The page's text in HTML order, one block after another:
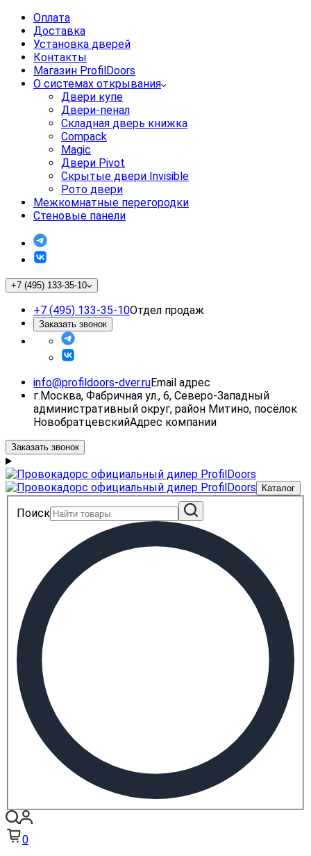
Оплата
Доставка
Установка дверей
Контакты
Магазин ProfilDoors
О системах открывания
Двери купе
Двери-пенал
Складная дверь книжка
Compack
Magic
Двери Pivot
Скрытые двери Invisible
Рото двери
Межкомнатные перегородки
Стеновые панели
+7 (495) 133-35-10
+7 (495) 133-35-10Отдел продаж
Заказать звонок
info@profildoors-dver.ruEmail адрес
г.Москва, Фабричная ул., 6, Северо-Западный
административный округ, район Митино, посёлок
НовобратцевскийАдрес компании
Заказать звонок
Каталог
Поиск
0